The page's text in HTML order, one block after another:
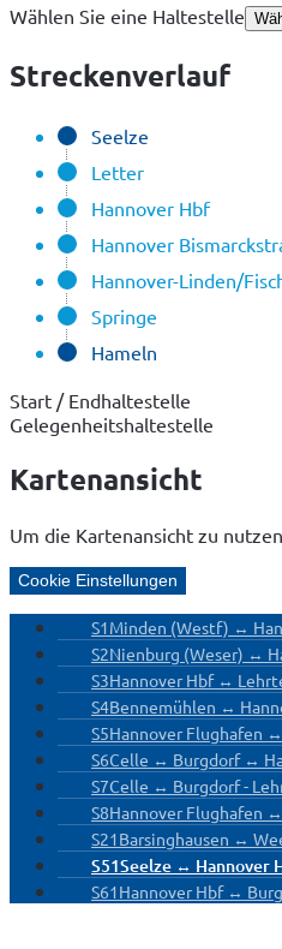
Wählen Sie eine Haltestelle
Streckenverlauf
Seelze
Letter
Hannover Hbf
Hannover
Hannover-Linden/
Springe
Hameln
Start / Endhaltestelle
Gelegenheitshaltestelle
Kartenansicht
Um die Kartenansicht zu
Cookie Einstellungen
S1Minden (Westf) ↔
S2Nienburg (Weser) ↔
S3Hannover Hbf ↔
S4Bennemühlen ↔
S5Hannover Flughafen
S6Celle ↔ Burgdorf ↔
S7Celle ↔ Burgdorf -
S8Hannover Flughafen
S21Barsinghausen ↔
S51Seelze ↔ Hannover
S61Hannover Hbf ↔